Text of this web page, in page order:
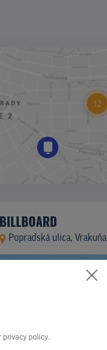
privacy policy..
BILLBOARD
Popradská ulica, Vrakuňa